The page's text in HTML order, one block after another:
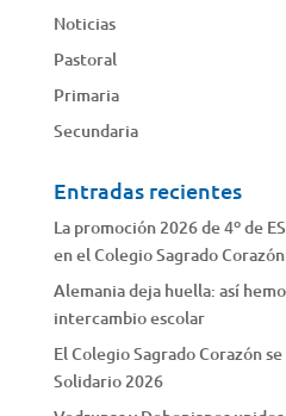
Noticias
Pastoral
Primaria
Secundaria
Entradas recientes
La promoción 2026 de 4º de
en el Colegio Sagrado Corazón
Alemania deja huella: así
intercambio escolar
El Colegio Sagrado Corazón
Solidario 2026